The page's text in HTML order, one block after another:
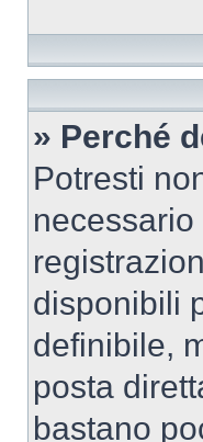
» Perché
Potresti
disponibili
definibile,
posta
bastano